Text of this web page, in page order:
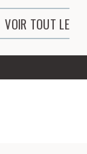
VOIR TOUT LE